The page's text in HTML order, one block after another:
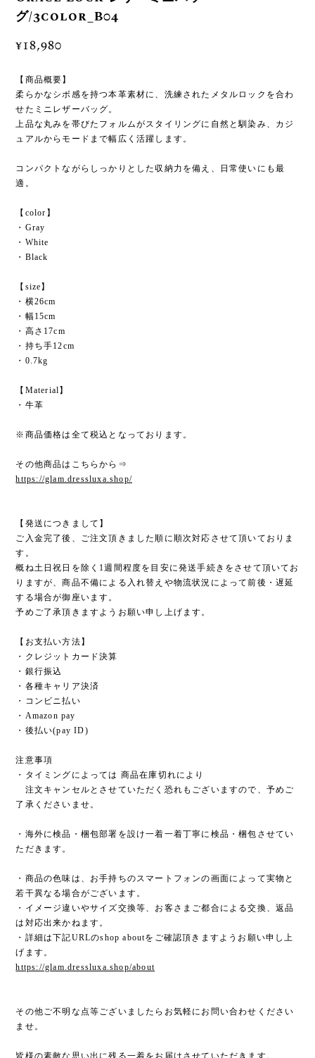
グ/3color_B04
¥18,980
【商品概要】
柔らかなシボ感を持つ本革素材に、洗練されたメタルロックを合わ
せたミニレザーバッグ。
上品な丸みを帯びたフォルムがスタイリングに自然と馴染み、カジ
ュアルからモードまで幅広く活躍します。
コンパクトながらしっかりとした収納力を備え、日常使いにも最
適。
【color】
・Gray
・White
・Black
【size】
・横26cm
・幅15cm
・高さ17cm
・持ち手12cm
・0.7kg
【Material】
・牛革
※商品価格は全て税込となっております。
その他商品はこちらから⇒
https://glam.dressluxa.shop/
【発送につきまして】
ご入金完了後、ご注文頂きました順に順次対応させて頂いておりま
す。
概ね土日祝日を除く1週間程度を目安に発送手続きをさせて頂いてお
りますが、商品不備による入れ替えや物流状況によって前後・遅延
する場合が御座います。
予めご了承頂きますようお願い申し上げます。
【お支払い方法】
・クレジットカード決算
・銀行振込
・各種キャリア決済
・コンビニ払い
・Amazon pay
・後払い(pay ID)
注意事項
・タイミングによっては 商品在庫切れにより
注文キャンセルとさせていただく恐れもございますので、予めご
了承くださいませ。
・海外に検品・梱包部署を設け一着一着丁寧に検品・梱包させてい
ただきます。
・商品の色味は、お手持ちのスマートフォンの画面によって実物と
若干異なる場合がございます。
・イメージ違いやサイズ交換等、お客さまご都合による交換、返品
は対応出来かねます。
・詳細は下記URLのshop aboutをご確認頂きますようお願い申し上
げます。
https://glam.dressluxa.shop/about
その他ご不明な点等ございましたらお気軽にお問い合わせください
ませ。
皆様の素敵な思い出に残る一着をお届けさせていただきます。